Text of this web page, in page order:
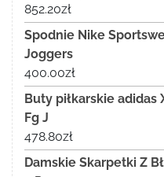
852.20zł
Spodnie Nike
Joggers
400.00zł
Buty piłkarskie adidas
Fg J
478.80zł
Damskie Skarpetki Z